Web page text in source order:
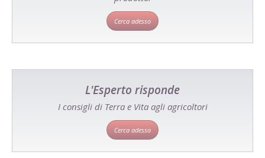
Cerca adesso
L'Esperto risponde
I consigli di Terra e Vita agli agricoltori
Cerca adesso